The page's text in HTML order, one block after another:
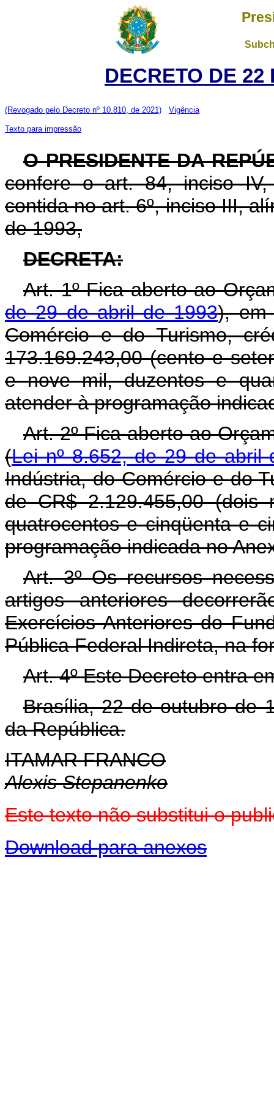
DECRETO DE 22
(Revogado pelo Decreto nº 10.810, de 2021) Vigência
Texto para impressão
O PRESIDENTE DA
confere o art. 84, inciso
contida no art. 6º, inciso III,
de 1993,
DECRETA:
Art. 1º Fica aberto ao
de 29 de abril de 1993), em
Comércio e do Turismo,
173.169.243,00 (cento e
e nove mil, duzentos e
atender à programação
Art. 2º Fica aberto ao
(Lei nº 8.652, de 29 de abril
Indústria, do Comércio e do
de CR$ 2.129.455,00
quatrocentos e cinqüenta e
programação indicada no
Art. 3º Os recursos
artigos anteriores
Exercícios Anteriores do
Pública Federal Indireta, na
Art. 4º Este Decreto entra
Brasília, 22 de outubro de
da República.
ITAMAR FRANCO
Alexis Stepanenko
Este texto não substitui o
Download para anexos